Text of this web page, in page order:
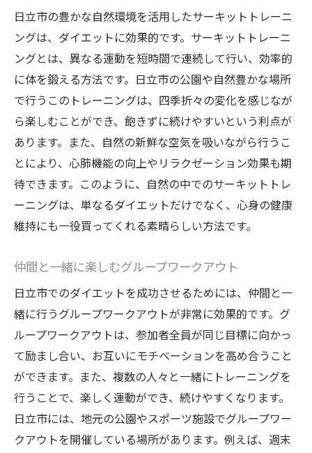
日立市の豊かな自然環境を活用したサーキットトレーニ
ングは、ダイエットに効果的です。サーキットトレーニ
ングとは、異なる運動を短時間で連続して行い、効率的
に体を鍛える方法です。日立市の公園や自然豊かな場所
で行うこのトレーニングは、四季折々の変化を感じなが
ら楽しむことができ、飽きずに続けやすいという利点が
あります。また、自然の新鮮な空気を吸いながら行うこ
とにより、心肺機能の向上やリラクゼーション効果も期
待できます。このように、自然の中でのサーキットトレ
ーニングは、単なるダイエットだけでなく、心身の健康
維持にも一役買ってくれる素晴らしい方法です。
仲間と一緒に楽しむグループワークアウト
日立市でのダイエットを成功させるためには、仲間と一
緒に行うグループワークアウトが非常に効果的です。グ
ループワークアウトは、参加者全員が同じ目標に向かっ
て励まし合い、お互いにモチベーションを高め合うこと
ができます。また、複数の人々と一緒にトレーニングを
行うことで、楽しく運動ができ、続けやすくなります。
日立市には、地元の公園やスポーツ施設でグループワー
クアウトを開催している場所があります。例えば、週末